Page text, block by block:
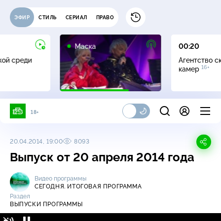
ЭФИР СТИЛЬ СЕРИАЛ ПРАВО
среди
Маска
00:20
Агентство
камер 16+
18+
20.04.2014, 19:00 8093
Выпуск от 20 апреля 2014 года
Видео программы
СЕГОДНЯ. ИТОГОВАЯ ПРОГРАММА
Раздел
ВЫПУСКИ ПРОГРАММЫ